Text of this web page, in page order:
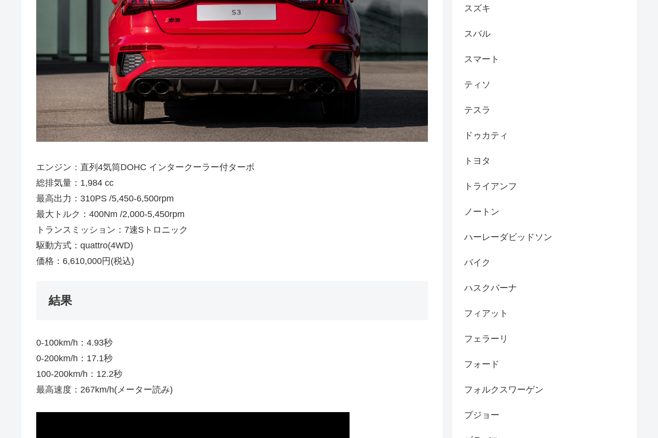
エンジン：直列4気筒DOHC インタークーラー付ターボ
総排気量：1,984 cc
最高出力：310PS /5,450-6,500rpm
最大トルク：400Nm /2,000-5,450rpm
トランスミッション：7速Sトロニック
駆動方式：quattro(4WD)
価格：6,610,000円(税込)
結果
0-100km/h：4.93秒
0-200km/h：17.1秒
100-200km/h：12.2秒
最高速度：267km/h(メーター読み)
スズキ
スバル
スマート
ティソ
テスラ
ドゥカティ
トヨタ
トライアンフ
ノートン
ハーレーダビッドソン
バイク
ハスクバーナ
フィアット
フェラーリ
フォード
フォルクスワーゲン
プジョー